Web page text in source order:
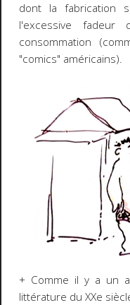
dont la fabrication
l'excessive
consommation
"comics" américains).
+ Comme il y a un
littérature du XXe